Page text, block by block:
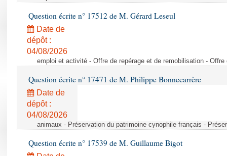
Question écrite n° 17512 de M. Gérard Leseul
Date de
dépôt :
04/08/2026
emploi et activité - Offre de repérage et de remobilisation -
Question écrite n° 17471 de M. Philippe Bonnecarrère
Date de
dépôt :
04/08/2026
animaux - Préservation du patrimoine cynophile français -
Question écrite n° 17539 de M. Guillaume Bigot